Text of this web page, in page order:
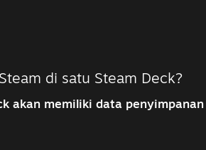
di satu Steam Deck?
akan memiliki data penyimpanan